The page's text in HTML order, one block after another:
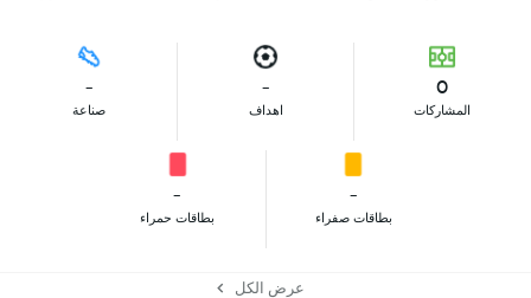
0
المشاركات
-
اهداف
-
صناعة
-
بطاقات صفراء
-
بطاقات حمراء
عرض الكل